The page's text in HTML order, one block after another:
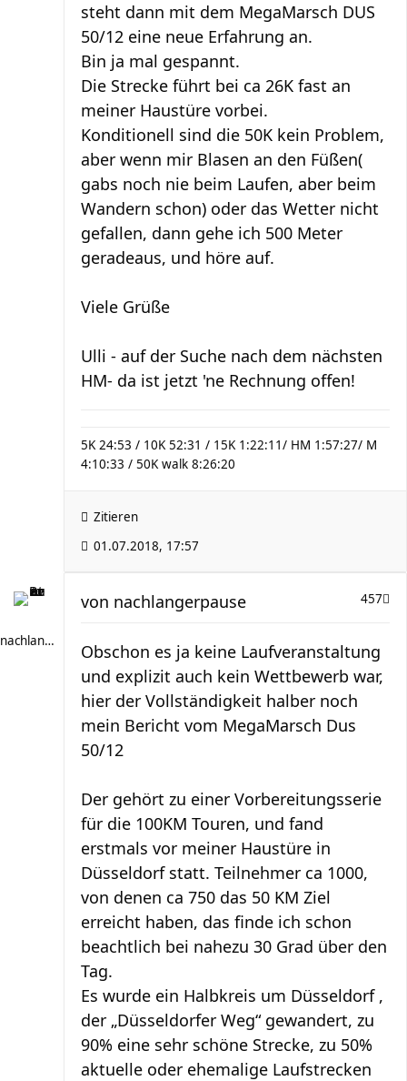
steht dann mit dem MegaMarsch DUS
50/12 eine neue Erfahrung an.
Bin ja mal gespannt.
Die Strecke führt bei ca 26K fast an
meiner Haustüre vorbei.
Konditionell sind die 50K kein Problem,
aber wenn mir Blasen an den Füßen(
gabs noch nie beim Laufen, aber beim
Wandern schon) oder das Wetter nicht
gefallen, dann gehe ich 500 Meter
geradeaus, und höre auf.
Viele Grüße
Ulli - auf der Suche nach dem nächsten
HM- da ist jetzt 'ne Rechnung offen!
5K 24:53 / 10K 52:31 / 15K 1:22:11/ HM 1:57:27/ M
4:10:33 / 50K walk 8:26:20
Zitieren
01.07.2018, 17:57
nachlangerpause
457
von nachlangerpause
Obschon es ja keine Laufveranstaltung
und explizit auch kein Wettbewerb war,
hier der Vollständigkeit halber noch
mein Bericht vom MegaMarsch Dus
50/12
Der gehört zu einer Vorbereitungsserie
für die 100KM Touren, und fand
erstmals vor meiner Haustüre in
Düsseldorf statt. Teilnehmer ca 1000,
von denen ca 750 das 50 KM Ziel
erreicht haben, das finde ich schon
beachtlich bei nahezu 30 Grad über den
Tag.
Es wurde ein Halbkreis um Düsseldorf ,
der „Düsseldorfer Weg“ gewandert, zu
90% eine sehr schöne Strecke, zu 50%
aktuelle oder ehemalige Laufstrecken